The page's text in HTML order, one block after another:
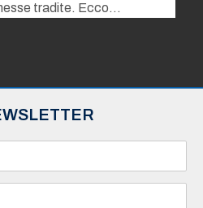
tradite. Ecco…